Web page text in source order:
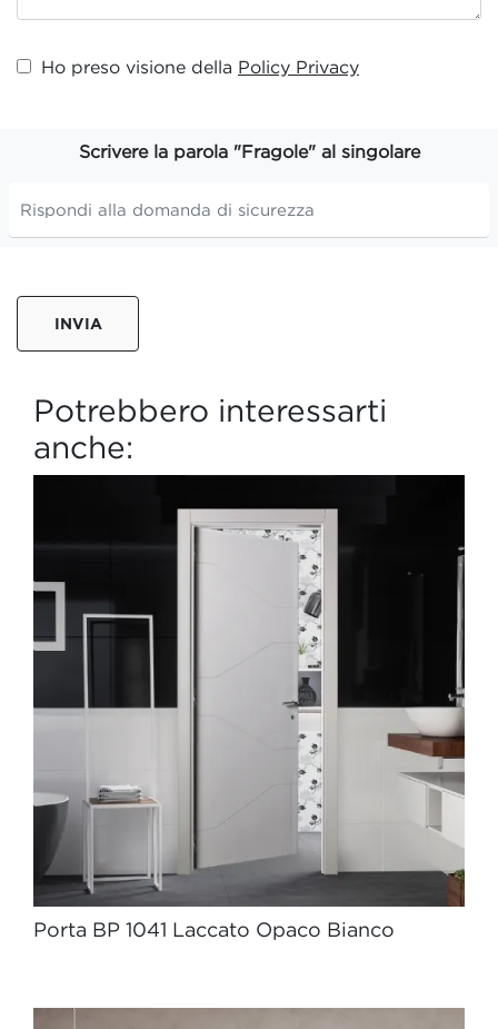
Ho preso visione della Policy Privacy
Scrivere la parola "Fragole" al singolare
INVIA
Potrebbero interessarti
anche:
Porta BP 1041 Laccato Opaco Bianco